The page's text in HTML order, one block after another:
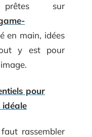
prêtes sur
en main, idées
y est pour
pour
rassembler